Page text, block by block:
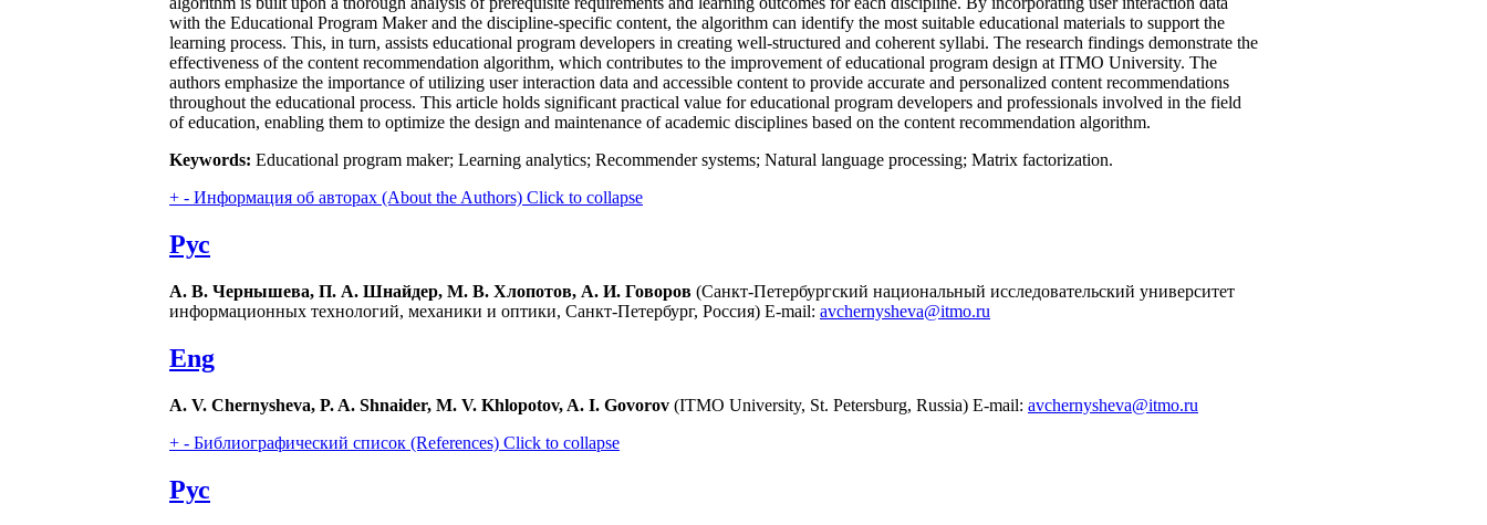
with the Educational Program Maker and the discipline-specific content, the algorithm can identify the most suitable educational materials to support the
learning process. This, in turn, assists educational program developers in creating well-structured and coherent syllabi. The research findings demonstrate the
effectiveness of the content recommendation algorithm, which contributes to the improvement of educational program design at ITMO University. The
authors emphasize the importance of utilizing user interaction data and accessible content to provide accurate and personalized content recommendations
throughout the educational process. This article holds significant practical value for educational program developers and professionals involved in the field
of education, enabling them to optimize the design and maintenance of academic disciplines based on the content recommendation algorithm.
Keywords: Educational program maker; Learning analytics; Recommender systems; Natural language processing; Matrix factorization.
+ - Информация об авторах (About the Authors) Click to collapse
Рус
А. В. Чернышева, П. А. Шнайдер, М. В. Хлопотов, А. И. Говоров (Санкт-Петербургский национальный исследовательский университет
информационных технологий, механики и оптики, Санкт-Петербург, Россия) E-mail: avchernysheva@itmo.ru
Eng
A. V. Chernysheva, P. A. Shnaider, M. V. Khlopotov, A. I. Govorov (ITMO University, St. Petersburg, Russia) E-mail: avchernysheva@itmo.ru
+ - Библиографический список (References) Click to collapse
Рус